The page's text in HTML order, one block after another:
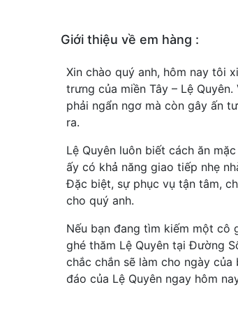
Giới thiệu về em hàng :
Xin chào quý anh, hôm nay tôi
trưng của miền Tây – Lệ
phải ngẩn ngơ mà còn gây ấn
ra.
Lệ Quyên luôn biết cách ăn
ấy có khả năng giao tiếp nhẹ
Đặc biệt, sự phục vụ tận tâm,
cho quý anh.
Nếu bạn đang tìm kiếm một cô
ghé thăm Lệ Quyên tại Đường
chắc chắn sẽ làm cho ngày
đáo của Lệ Quyên ngay hôm